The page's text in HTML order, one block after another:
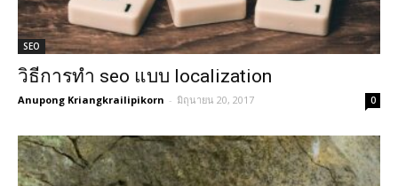
SEO
วิธีการทำ seo แบบ localization
Anupong Kriangkrailipikorn - มิถุนายน 20, 2017 0